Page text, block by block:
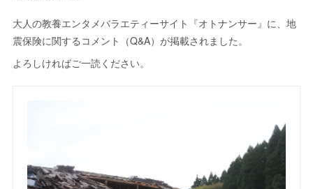
大人の教養エンタメバラエティーサイト『オトナンサー』に、地
震保険に関するコメント（Q&A）が掲載されました。
よろしければご一読ください。